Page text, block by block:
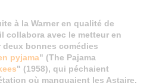
à la Warner en qualité de
collabora avec le metteur en
bonnes comédies
pyjama" (The Pajama
" (1958), qui péchaient
où manquaient les Astaire,